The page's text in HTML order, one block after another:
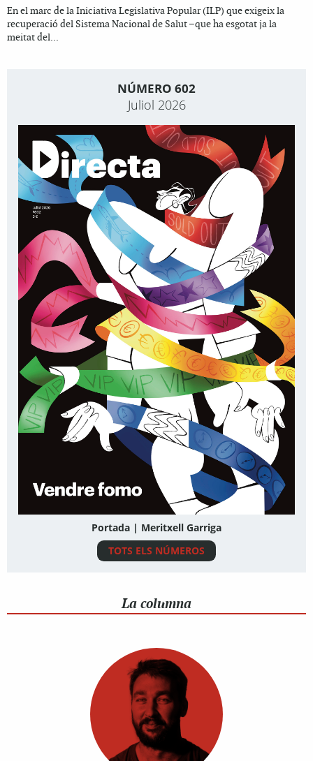
En el marc de la Iniciativa Legislativa Popular (ILP) que exigeix la
recuperació del Sistema Nacional de Salut –que ha esgotat ja la
meitat del...
NÚMERO 602
Juliol 2026
Portada | Meritxell Garriga
TOTS ELS NÚMEROS
La columna